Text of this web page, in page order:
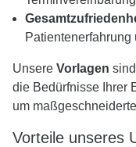
Unsere Vorlagen
die Bedürfnisse Ihrer
um
Vorteile unseres